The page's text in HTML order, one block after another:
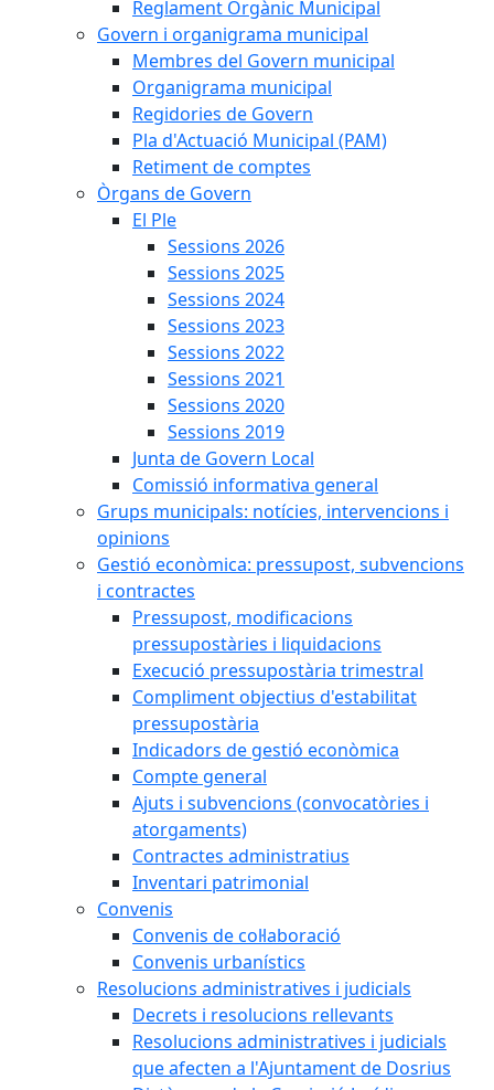
Reglament Orgànic Municipal
Govern i organigrama municipal
Membres del Govern municipal
Organigrama municipal
Regidories de Govern
Pla d'Actuació Municipal (PAM)
Retiment de comptes
Òrgans de Govern
El Ple
Sessions 2026
Sessions 2025
Sessions 2024
Sessions 2023
Sessions 2022
Sessions 2021
Sessions 2020
Sessions 2019
Junta de Govern Local
Comissió informativa general
Grups municipals: notícies, intervencions i
opinions
Gestió econòmica: pressupost, subvencions
i contractes
Pressupost, modificacions
pressupostàries i liquidacions
Execució pressupostària trimestral
Compliment objectius d'estabilitat
pressupostària
Indicadors de gestió econòmica
Compte general
Ajuts i subvencions (convocatòries i
atorgaments)
Contractes administratius
Inventari patrimonial
Convenis
Convenis de col·laboració
Convenis urbanístics
Resolucions administratives i judicials
Decrets i resolucions rellevants
Resolucions administratives i judicials
que afecten a l'Ajuntament de Dosrius